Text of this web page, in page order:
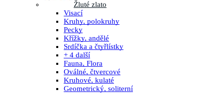
Žluté zlato
Visací
Kruhy, polokruhy
Pecky
Křížky, andělé
Srdíčka a čtyřlístky
+ 4 další
Fauna, Flora
Oválné, čtvercové
Kruhové, kulaté
Geometrický, soliterní